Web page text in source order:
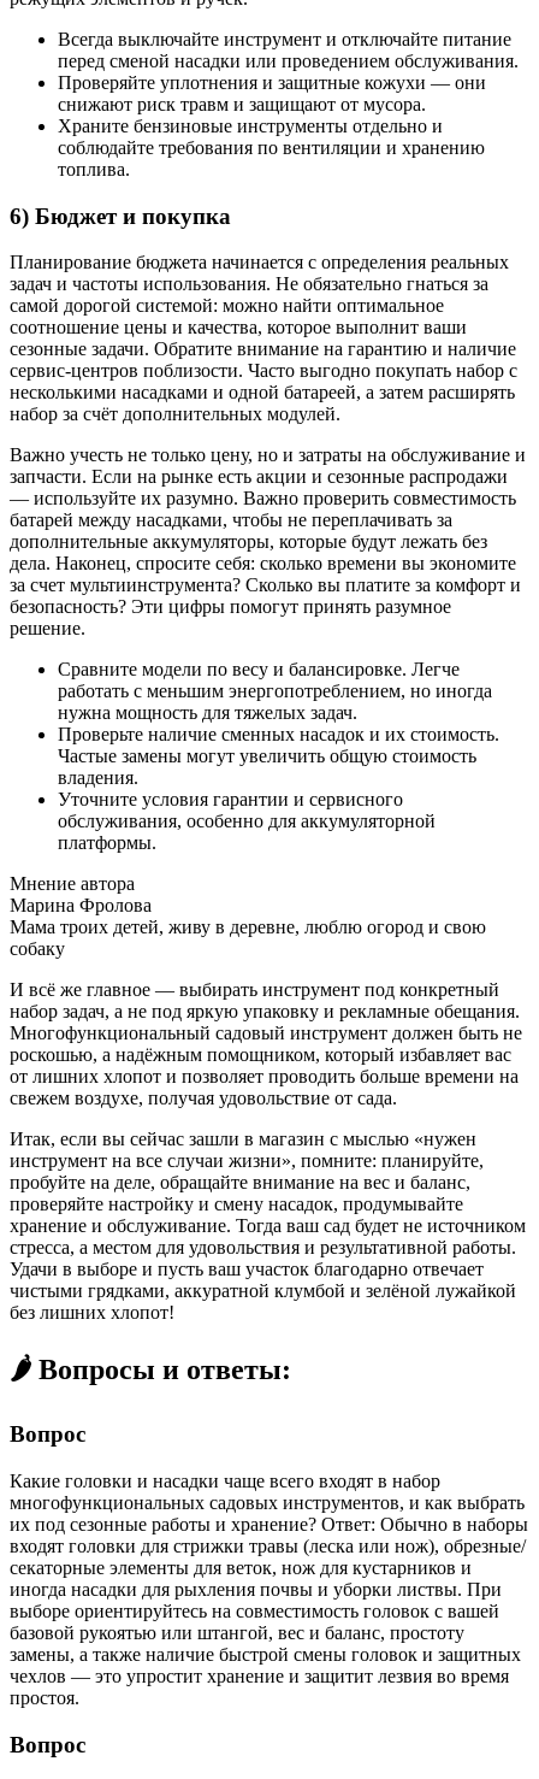
Всегда выключайте инструмент и отключайте питание
перед сменой насадки или проведением обслуживания.
Проверяйте уплотнения и защитные кожухи — они
снижают риск травм и защищают от мусора.
Храните бензиновые инструменты отдельно и
соблюдайте требования по вентиляции и хранению
топлива.
6) Бюджет и покупка
Планирование бюджета начинается с определения реальных
задач и частоты использования. Не обязательно гнаться за
самой дорогой системой: можно найти оптимальное
соотношение цены и качества, которое выполнит ваши
сезонные задачи. Обратите внимание на гарантию и наличие
сервис-центров поблизости. Часто выгодно покупать набор с
несколькими насадками и одной батареей, а затем расширять
набор за счёт дополнительных модулей.
Важно учесть не только цену, но и затраты на обслуживание и
запчасти. Если на рынке есть акции и сезонные распродажи
— используйте их разумно. Важно проверить совместимость
батарей между насадками, чтобы не переплачивать за
дополнительные аккумуляторы, которые будут лежать без
дела. Наконец, спросите себя: сколько времени вы экономите
за счет мультиинструмента? Сколько вы платите за комфорт и
безопасность? Эти цифры помогут принять разумное
решение.
Сравните модели по весу и балансировке. Легче
работать с меньшим энергопотреблением, но иногда
нужна мощность для тяжелых задач.
Проверьте наличие сменных насадок и их стоимость.
Частые замены могут увеличить общую стоимость
владения.
Уточните условия гарантии и сервисного
обслуживания, особенно для аккумуляторной
платформы.
Мнение автора
Марина Фролова
Мама троих детей, живу в деревне, люблю огород и свою
собаку
И всё же главное — выбирать инструмент под конкретный
набор задач, а не под яркую упаковку и рекламные обещания.
Многофункциональный садовый инструмент должен быть не
роскошью, а надёжным помощником, который избавляет вас
от лишних хлопот и позволяет проводить больше времени на
свежем воздухе, получая удовольствие от сада.
Итак, если вы сейчас зашли в магазин с мыслью «нужен
инструмент на все случаи жизни», помните: планируйте,
пробуйте на деле, обращайте внимание на вес и баланс,
проверяйте настройку и смену насадок, продумывайте
хранение и обслуживание. Тогда ваш сад будет не источником
стресса, а местом для удовольствия и результативной работы.
Удачи в выборе и пусть ваш участок благодарно отвечает
чистыми грядками, аккуратной клумбой и зелёной лужайкой
без лишних хлопот!
🌶️ Вопросы и ответы:
Вопрос
Какие головки и насадки чаще всего входят в набор
многофункциональных садовых инструментов, и как выбрать
их под сезонные работы и хранение? Ответ: Обычно в наборы
входят головки для стрижки травы (леска или нож), обрезные/
секаторные элементы для веток, нож для кустарников и
иногда насадки для рыхления почвы и уборки листвы. При
выборе ориентируйтесь на совместимость головок с вашей
базовой рукоятью или штангой, вес и баланс, простоту
замены, а также наличие быстрой смены головок и защитных
чехлов — это упростит хранение и защитит лезвия во время
простоя.
Вопрос